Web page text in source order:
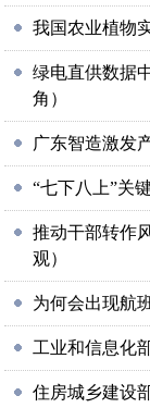
我国农业植物
绿电直供数据
角）
广东智造激发
“七下八上”关
推动干部转作
观）
为何会出现航
工业和信息化
住房城乡建设